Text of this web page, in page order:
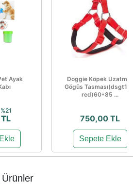
Ayak
%21
Doggie Köpek Uzatma-
Gögüs
red)60*85 ...
750,00 TL
Sepete Ekle